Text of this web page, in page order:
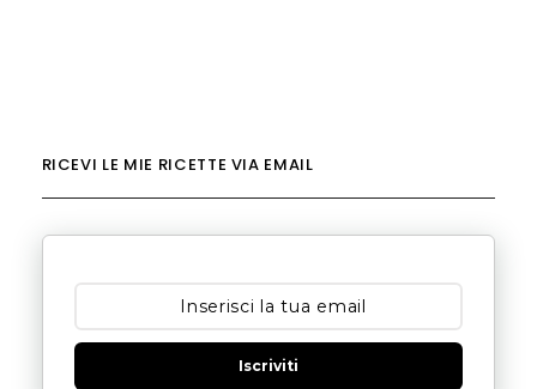
RICEVI LE MIE RICETTE VIA EMAIL
Iscriviti